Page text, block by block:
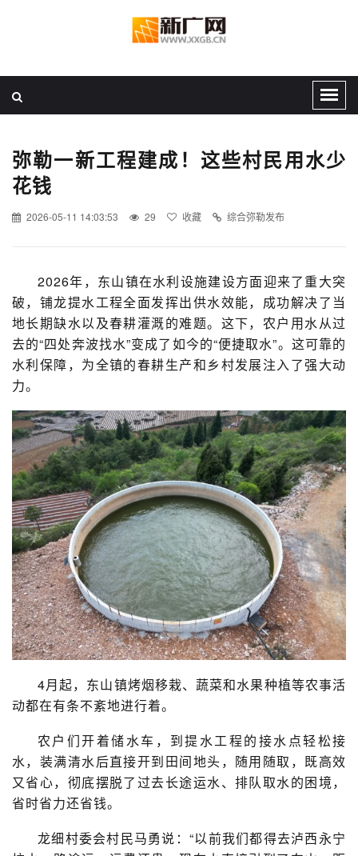
弥勒一新工程建成！这些村民用水少
花钱
2026-05-11 14:03:53 29 收藏 综合弥勒发布
2026年，东山镇在水利设施建设方面迎来了重大突
破，铺龙提水工程全面发挥出供水效能，成功解决了当
地长期缺水以及春耕灌溉的难题。这下，农户用水从过
去的“四处奔波找水”变成了如今的“便捷取水”。这可靠的
水利保障，为全镇的春耕生产和乡村发展注入了强大动
力。
4月起，东山镇烤烟移栽、蔬菜和水果种植等农事活
动都在有条不紊地进行着。
农户们开着储水车，到提水工程的接水点轻松接
水，装满清水后直接开到田间地头，随用随取，既高效
又省心，彻底摆脱了过去长途运水、排队取水的困境，
省时省力还省钱。
龙细村委会村民马勇说：“以前我们都得去泸西永宁